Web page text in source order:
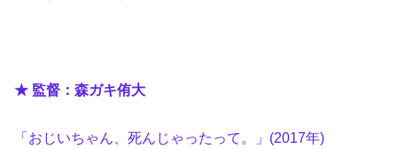
★ 監督：森ガキ侑大
「おじいちゃん、死んじゃったって。」(2017年)